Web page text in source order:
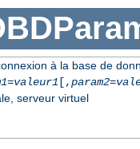
à la base de
=valeur1[,param2=
serveur virtuel